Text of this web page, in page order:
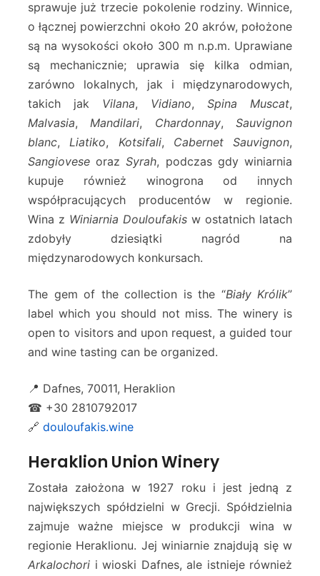
sprawuje już trzecie pokolenie rodziny. Winnice,
o łącznej powierzchni około 20 akrów, położone
są na wysokości około 300 m n.p.m. Uprawiane
są mechanicznie; uprawia się kilka odmian,
zarówno lokalnych, jak i międzynarodowych,
takich jak Vilana, Vidiano, Spina Muscat,
Malvasia,Mandilari, Chardonnay,Sauvignon
blanc,Liatiko, Kotsifali, Cabernet Sauvignon,
Sangiovese orazSyrah, podczas gdy winiarnia
kupuje również winogrona od innych
współpracujących producentów w regionie.
Wina z Winiarnia Douloufakis w ostatnich latach
zdobyły dziesiątki nagród na
międzynarodowych konkursach.
The gem of the collection is the “Biały Królik”
label which you should not miss. The winery is
open to visitors and upon request, a guided tour
and wine tasting can be organized.
📍 Dafnes, 70011, Heraklion
☎ +30 2810792017
🔗 douloufakis.wine
Heraklion Union Winery
Została założona w 1927 roku i jest jedną z
największych spółdzielni w Grecji. Spółdzielnia
zajmuje ważne miejsce w produkcji wina w
regionie Heraklionu. Jej winiarnie znajdują się w
Arkalochori i wioski Dafnes, ale istnieje również